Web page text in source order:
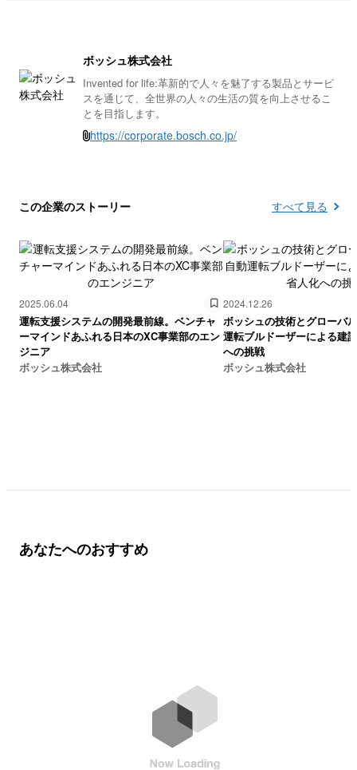
ボッシュ株式会社
Invented for life:革新的で人々を魅了する製品とサービ
スを通じて、全世界の人々の生活の質を向上させるこ
とを目指します。
https://corporate.bosch.co.jp/
この企業のストーリー すべて見る
2025.06.04
運転支援システムの開発最前線。ベンチャ
ーマインドあふれる日本のXC事業部のエン
ジニア
ボッシュ株式会社
2024.12.26
ボッシュの技術とグローバ
運転ブルドーザーによる建
への挑戦
ボッシュ株式会社
あなたへのおすすめ